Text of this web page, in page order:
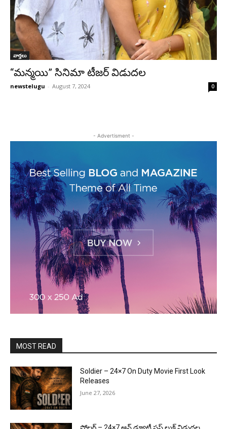
వార్తలు
“మన్మయి” సినిమా టీజర్ విడుదల
newstelugu - August 7, 2024 0
- Advertisment -
MOST READ
Soldier – 24×7 On Duty Movie First Look
Releases
June 27, 2026